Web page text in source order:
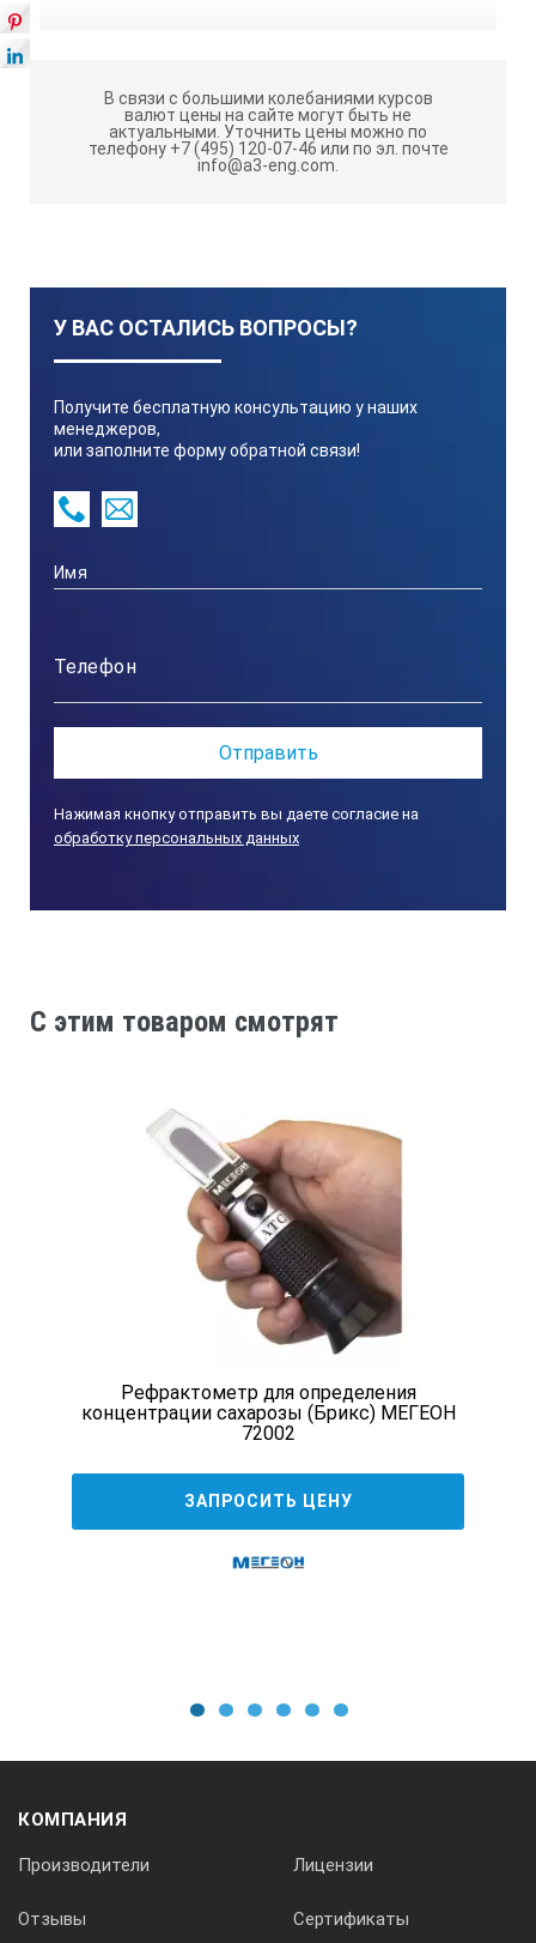
В связи с большими колебаниями курсов
валют цены на сайте могут быть не
актуальными. Уточнить цены можно по
телефону +7 (495) 120-07-46 или по эл. почте
info@a3-eng.com.
У ВАС ОСТАЛИСЬ ВОПРОСЫ?
Получите бесплатную консультацию у наших
менеджеров,
или заполните форму обратной связи!
Нажимая кнопку отправить вы даете согласие на
обработку персональных данных
C этим товаром смотрят
Рефрактометр для определения
концентрации сахарозы (Брикс) МЕГЕОН
72002
ЗАПРОСИТЬ ЦЕНУ
КОМПАНИЯ
Производители Лицензии
Отзывы Сертификаты